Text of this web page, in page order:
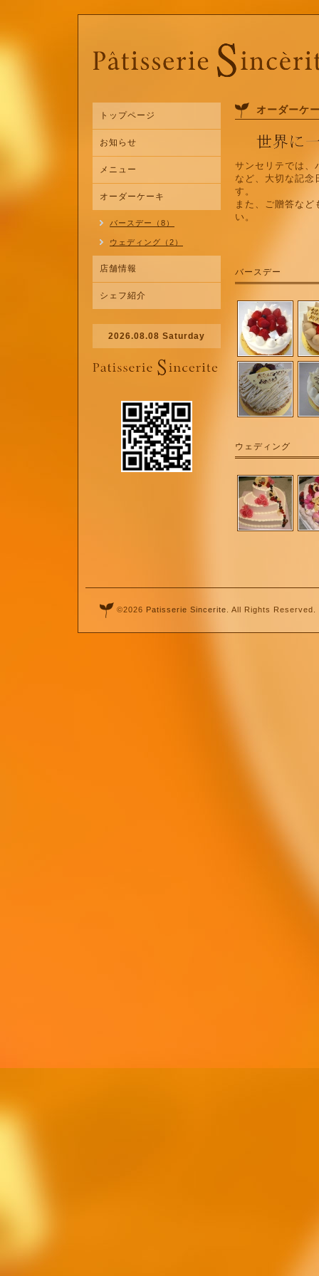
オーダーケ
サンセリテでは、
など、大切な記念
す。
また、ご贈答な
い。
バースデー
ウェディング
トップページ
お知らせ
メニュー
オーダーケーキ
バースデー（8）
ウェディング（2）
店舗情報
シェフ紹介
2026.08.08 Saturday
©2026 Patisserie Sincerite . All Rights Reserved.